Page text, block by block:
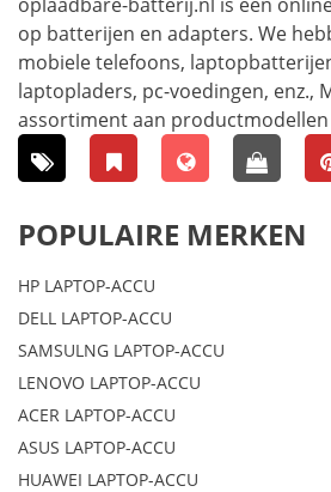
op batterijen en adapters. We
mobiele telefoons,
laptopladers, pc-voedingen, enz.,
assortiment aan productmodellen
POPULAIRE MERKEN
HP LAPTOP-ACCU
DELL LAPTOP-ACCU
SAMSULNG LAPTOP-ACCU
LENOVO LAPTOP-ACCU
ACER LAPTOP-ACCU
ASUS LAPTOP-ACCU
HUAWEI LAPTOP-ACCU